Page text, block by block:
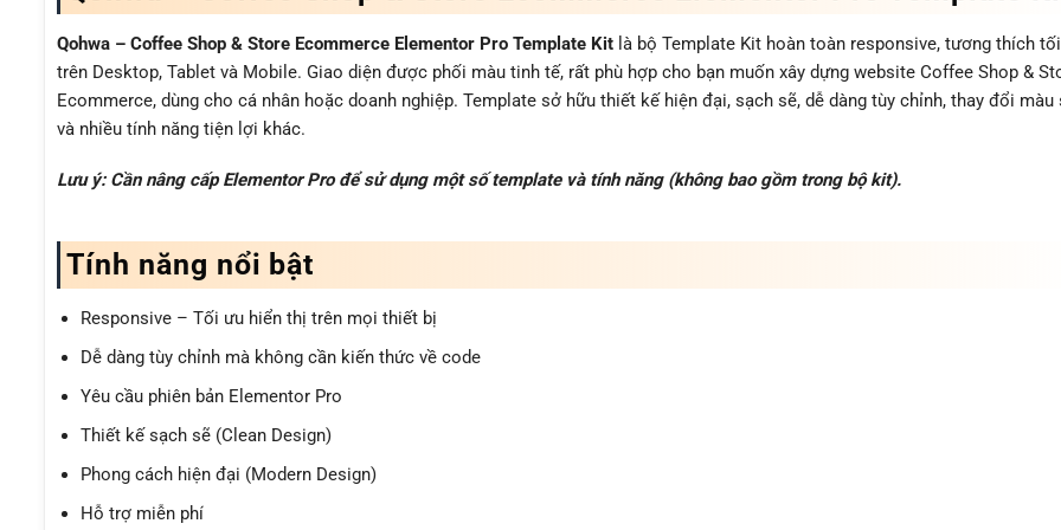
Qohwa – Coffee Shop & Store Ecommerce Elementor Pro Template Kit là bộ Template Kit hoàn toàn responsive, tương thích
trên Desktop, Tablet và Mobile. Giao diện được phối màu tinh tế, rất phù hợp cho bạn muốn xây dựng website Coffee Shop &
Ecommerce, dùng cho cá nhân hoặc doanh nghiệp. Template sở hữu thiết kế hiện đại, sạch sẽ, dễ dàng tùy chỉnh, thay đổi màu
và nhiều tính năng tiện lợi khác.
Lưu ý: Cần nâng cấp Elementor Pro để sử dụng một số template và tính năng (không bao gồm trong bộ kit).
Tính năng nổi bật
Responsive – Tối ưu hiển thị trên mọi thiết bị
Dễ dàng tùy chỉnh mà không cần kiến thức về code
Yêu cầu phiên bản Elementor Pro
Thiết kế sạch sẽ (Clean Design)
Phong cách hiện đại (Modern Design)
Hỗ trợ miễn phí